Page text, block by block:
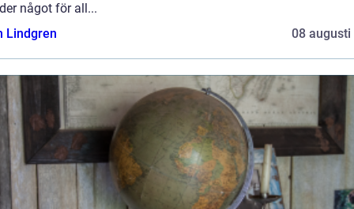
något för all...
Lindgren
08 augusti